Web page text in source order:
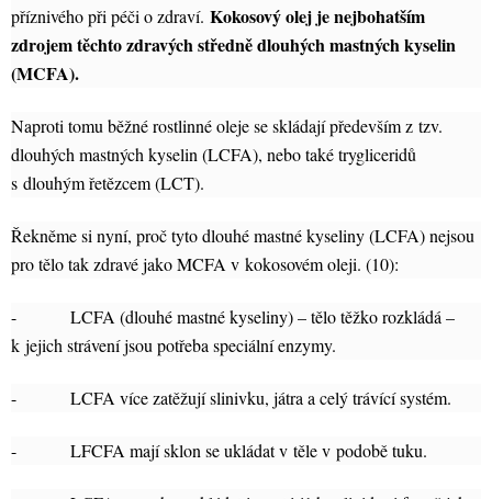
příznivého při péči o zdraví. Kokosový olej je nejbohatším
zdrojem těchto zdravých středně dlouhých mastných kyselin
(MCFA).
Naproti tomu běžné rostlinné oleje se skládají především z tzv.
dlouhých mastných kyselin (LCFA), nebo také trygliceridů
s dlouhým řetězcem (LCT).
Řekněme si nyní, proč tyto dlouhé mastné kyseliny (LCFA) nejsou
pro tělo tak zdravé jako MCFA v kokosovém oleji. (10):
- LCFA (dlouhé mastné kyseliny) – tělo těžko rozkládá –
k jejich strávení jsou potřeba speciální enzymy.
- LCFA více zatěžují slinivku, játra a celý trávící systém.
- LFCFA mají sklon se ukládat v těle v podobě tuku.